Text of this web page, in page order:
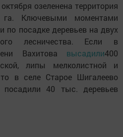
озеленена территория
Ключевыми моментами
по посадке деревьев на двух
лесничества. Если в
Вахитова высадили400
липы мелколистной и
в селе Старое Шигалеево
посадили 40 тыс. деревьев